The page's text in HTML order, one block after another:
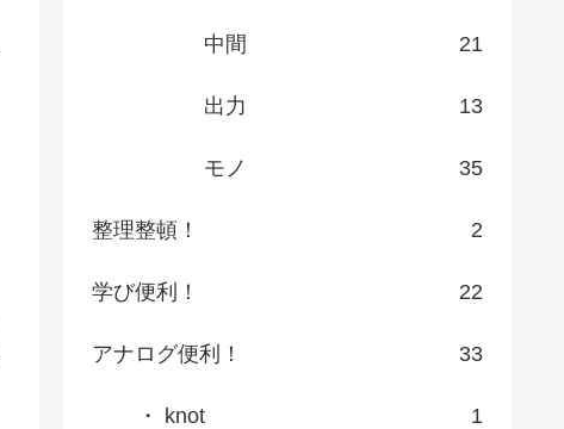
中間 21
出力 13
モノ 35
整理整頓！ 2
学び便利！ 22
アナログ便利！ 33
・ knot 1